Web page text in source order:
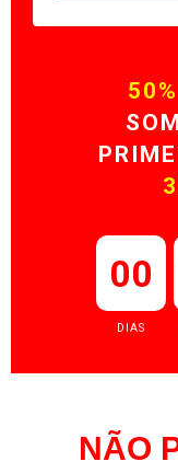
00
DIAS
NÃO